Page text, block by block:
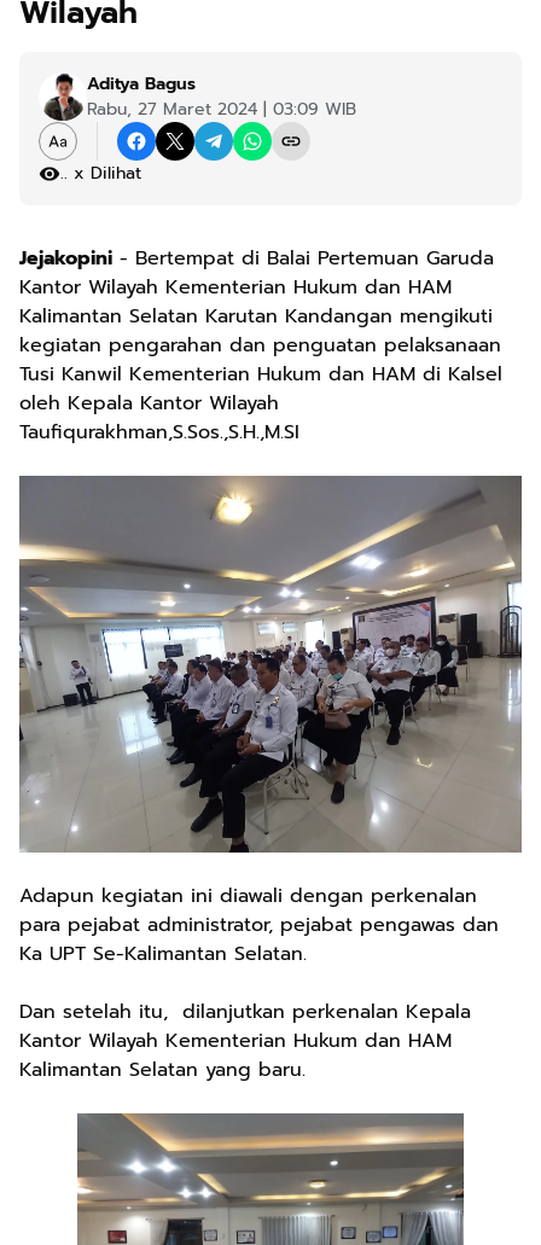
Wilayah
Aditya Bagus
Rabu, 27 Maret 2024 | 03:09 WIB
.x Dilihat
Jejakopini - Bertempat di Balai Pertemuan Garuda
Kantor Wilayah Kementerian Hukum dan HAM
Kalimantan Selatan Karutan Kandangan mengikuti
kegiatan pengarahan dan penguatan pelaksanaan
Tusi Kanwil Kementerian Hukum dan HAM di Kalsel
oleh Kepala Kantor Wilayah
Taufiqurakhman,S.Sos.,S.H.,M.SI
Adapun kegiatan ini diawali dengan perkenalan
para pejabat administrator, pejabat pengawas dan
Ka UPT Se-Kalimantan Selatan.
Dan setelah itu, dilanjutkan perkenalan Kepala
Kantor Wilayah Kementerian Hukum dan HAM
Kalimantan Selatan yang baru.